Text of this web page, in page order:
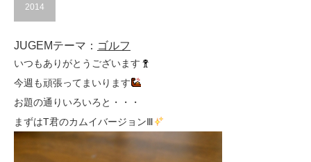
2014
JUGEMテーマ： ゴルフ
いつもありがとうございます
今週も頑張ってまいります
お題の通りいろいろと・・・
まずはT君のカムイバージョンⅢ